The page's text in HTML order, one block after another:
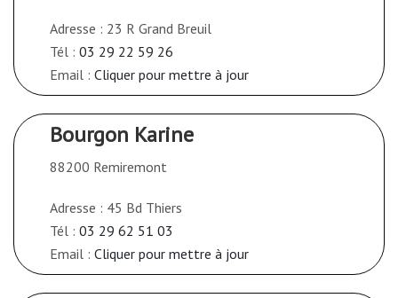
Adresse : 23 R Grand Breuil
Tél : 03 29 22 59 26
Email : Cliquer pour mettre à jour
Bourgon Karine
88200 Remiremont
Adresse : 45 Bd Thiers
Tél : 03 29 62 51 03
Email : Cliquer pour mettre à jour